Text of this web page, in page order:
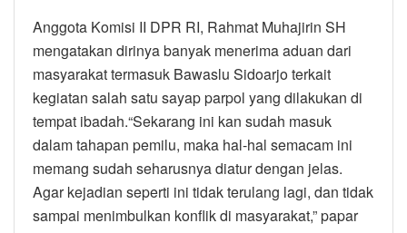
Anggota Komisi II DPR RI, Rahmat Muhajirin SH
mengatakan dirinya banyak menerima aduan dari
masyarakat termasuk Bawaslu Sidoarjo terkait
kegiatan salah satu sayap parpol yang dilakukan di
tempat ibadah.“Sekarang ini kan sudah masuk
dalam tahapan pemilu, maka hal-hal semacam ini
memang sudah seharusnya diatur dengan jelas.
Agar kejadian seperti ini tidak terulang lagi, dan tidak
sampai menimbulkan konflik di masyarakat,” papar